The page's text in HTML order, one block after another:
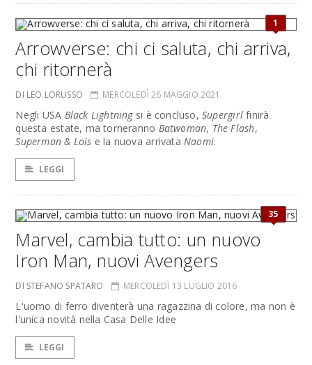
1
Arrowverse: chi ci saluta, chi arriva,
chi ritornerà
DI LEO LORUSSO MERCOLEDÌ 26 MAGGIO 2021
Negli USA Black Lightningsi è concluso,Supergirlfinirà
questa estate, ma torneranno Batwoman, The Flash,
Superman & Lois e la nuova arrivata Naomi.
LEGGI
35
Marvel, cambia tutto: un nuovo
Iron Man, nuovi Avengers
DI STEFANO SPATARO MERCOLEDÌ 13 LUGLIO 2016
L'uomo di ferro diventerà una ragazzina di colore, ma non è
l'unica novità nella Casa Delle Idee
LEGGI